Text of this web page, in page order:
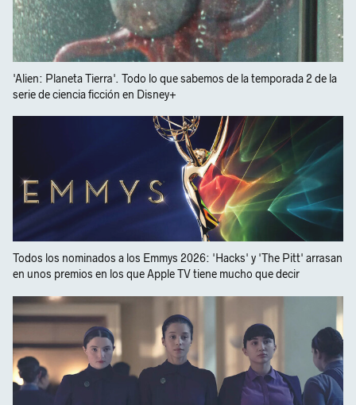
'Alien: Planeta Tierra'. Todo lo que sabemos de la temporada 2 de la
serie de ciencia ficción en Disney+
Todos los nominados a los Emmys 2026: 'Hacks' y 'The Pitt' arrasan
en unos premios en los que Apple TV tiene mucho que decir